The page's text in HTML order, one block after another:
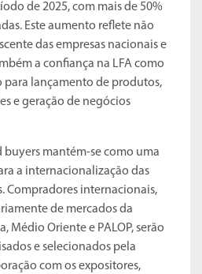
de 2025, com mais de 50%
Este aumento reflete não
das empresas nacionais e
a confiança na LFA como
para lançamento de produtos,
e geração de negócios
buyers mantém-se como uma
a internacionalização das
Compradores internacionais,
de mercados da
Médio Oriente e PALOP, serão
e selecionados pela
com os expositores,